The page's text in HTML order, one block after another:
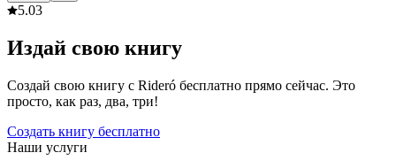
5.03
Издай свою книгу
Создай свою книгу с Rideró бесплатно прямо сейчас. Это
просто, как раз, два, три!
Создать книгу бесплатно
Наши услуги